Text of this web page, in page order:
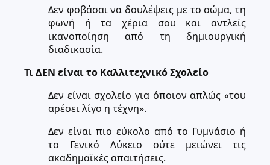
Δεν φοβάσαι να δουλέψεις με το σώμα, τη
φωνή ή τα χέρια σου και αντλείς
ικανοποίηση από τη δημιουργική
διαδικασία.
Τι ΔΕΝ είναι το Καλλιτεχνικό Σχολείο
Δεν είναι σχολείο για όποιον απλώς «του
αρέσει λίγο η τέχνη».
Δεν είναι πιο εύκολο από το Γυμνάσιο ή
το Γενικό Λύκειο ούτε μειώνει τις
ακαδημαϊκές απαιτήσεις.